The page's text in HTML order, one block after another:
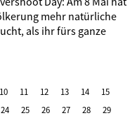
mehr natürliche
als ihr fürs ganze
10 11 12 13 14
15
24 25 26 27 28
29